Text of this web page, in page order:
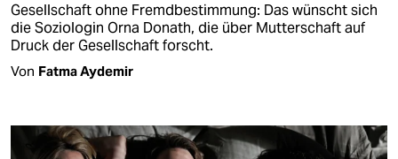
Gesellschaft ohne Fremdbestimmung: Das wünscht sich
die Soziologin Orna Donath, die über Mutterschaft auf
Druck der Gesellschaft forscht.
Von Fatma Aydemir